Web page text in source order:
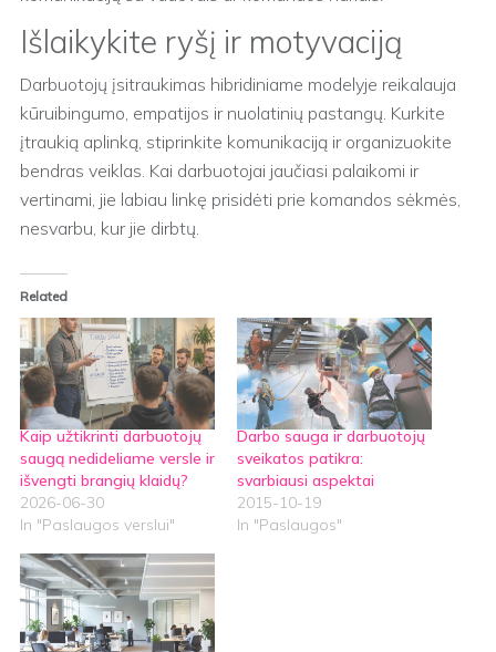
Išlaikykite ryšį ir motyvaciją
Darbuotojų įsitraukimas hibridiniame modelyje reikalauja
kūruibingumo, empatijos ir nuolatinių pastangų. Kurkite
įtraukią aplinką, stiprinkite komunikaciją ir organizuokite
bendras veiklas. Kai darbuotojai jaučiasi palaikomi ir
vertinami, jie labiau linkę prisidėti prie komandos sėkmės,
nesvarbu, kur jie dirbtų.
Related
Kaip užtikrinti darbuotojų
saugą nedideliame versle ir
išvengti brangių klaidų?
2026-06-30
In "Paslaugos verslui"
Darbo sauga ir darbuotojų
sveikatos patikra:
svarbiausi aspektai
2015-10-19
In "Paslaugos"